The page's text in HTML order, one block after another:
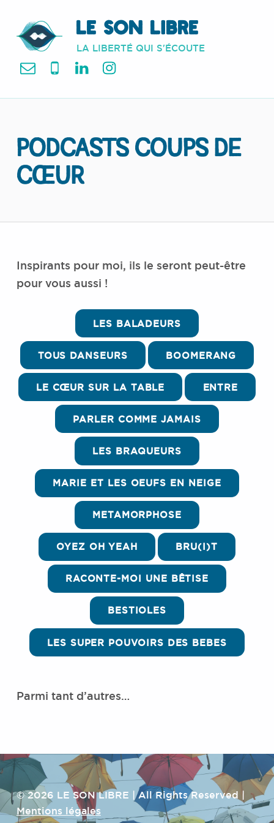
LE SON LIBRE
LA LIBERTÉ QUI S'ÉCOUTE
mailTel LinkedIn
Instagram
PODCASTS COUPS DE
CŒUR
Inspirants pour moi, ils le seront peut-être
pour vous aussi !
LES BALADEURS
TOUS DANSEURS BOOMERANG
LE CŒUR SUR LA TABLE ENTRE
PARLER COMME JAMAIS
LES BRAQUEURS
MARIE ET LES OEUFS EN NEIGE
METAMORPHOSE
OYEZ OH YEAH BRU(I)T
RACONTE-MOI UNE BÊTISE
BESTIOLES
LES SUPER POUVOIRS DES BEBES
Parmi tant d’autres…
© 2026 LE SON LIBRE | All Rights Reserved |
Mentions légales